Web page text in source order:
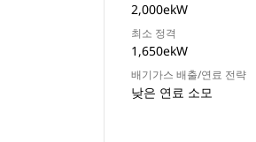
2,000ekW
최소 정격
1,650ekW
배기가스 배출/연료 전략
낮은 연료 소모